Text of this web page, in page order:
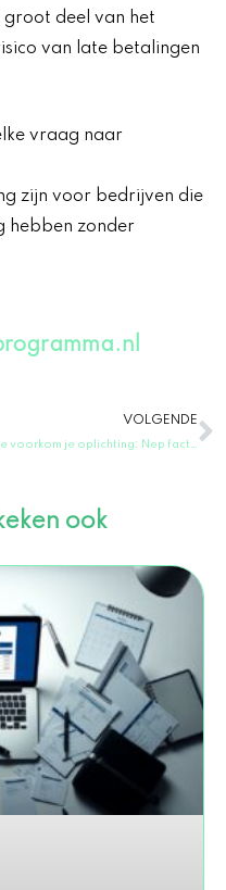
deel van het
van late betalingen
vraag naar
zijn voor bedrijven die
hebben zonder
VOLGENDE
ook